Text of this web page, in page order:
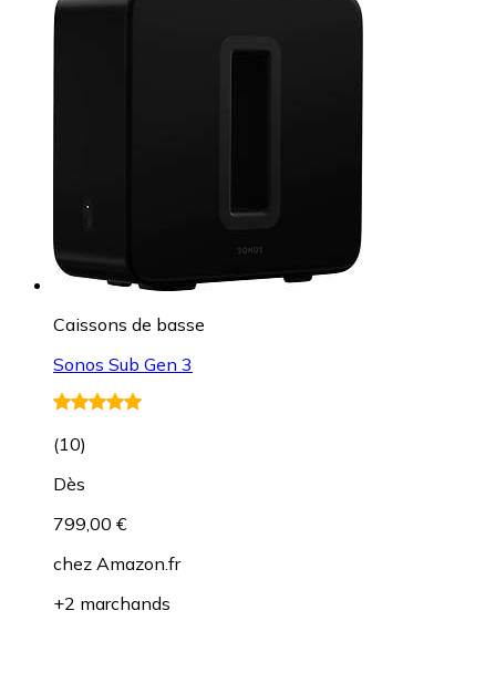
Caissons de basse
Sonos Sub Gen 3
(10)
Dès
799,00 €
chez Amazon.fr
+2 marchands